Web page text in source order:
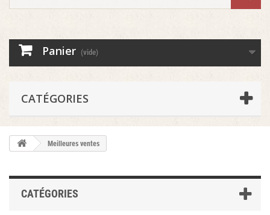
Panier (vide)
CATÉGORIES
Meilleures ventes
CATÉGORIES